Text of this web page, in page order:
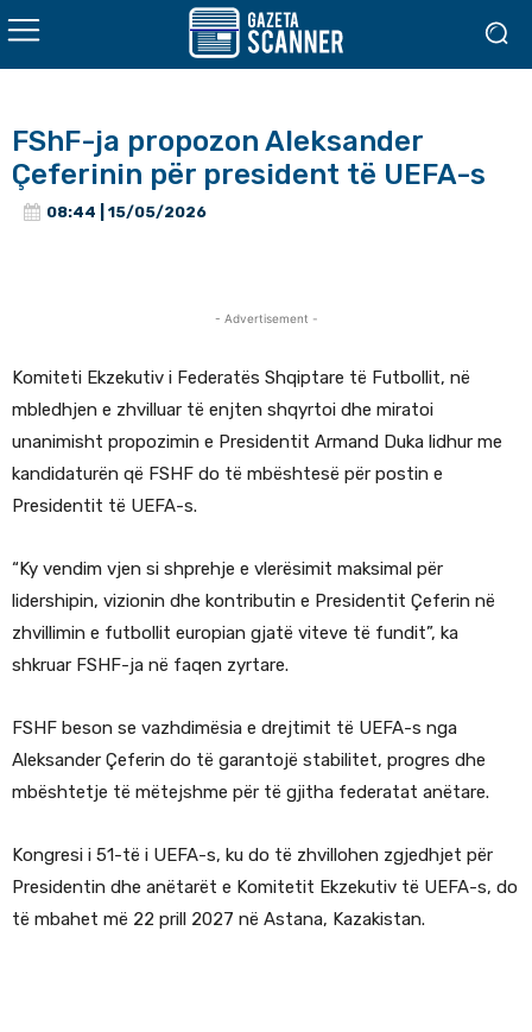
FShF-ja propozon Aleksander
Çeferinin për president të UEFA-s
08:44 | 15/05/2026
- Advertisement -
Komiteti Ekzekutiv i Federatës Shqiptare të Futbollit, në
mbledhjen e zhvilluar të enjten shqyrtoi dhe miratoi
unanimisht propozimin e Presidentit Armand Duka lidhur me
kandidaturën që FSHF do të mbështesë për postin e
Presidentit të UEFA-s.
“Ky vendim vjen si shprehje e vlerësimit maksimal për
lidershipin, vizionin dhe kontributin e Presidentit Çeferin në
zhvillimin e futbollit europian gjatë viteve të fundit”, ka
shkruar FSHF-ja në faqen zyrtare.
FSHF beson se vazhdimësia e drejtimit të UEFA-s nga
Aleksander Çeferin do të garantojë stabilitet, progres dhe
mbështetje të mëtejshme për të gjitha federatat anëtare.
Kongresi i 51-të i UEFA-s, ku do të zhvillohen zgjedhjet për
Presidentin dhe anëtarët e Komitetit Ekzekutiv të UEFA-s, do
të mbahet më 22 prill 2027 në Astana, Kazakistan.